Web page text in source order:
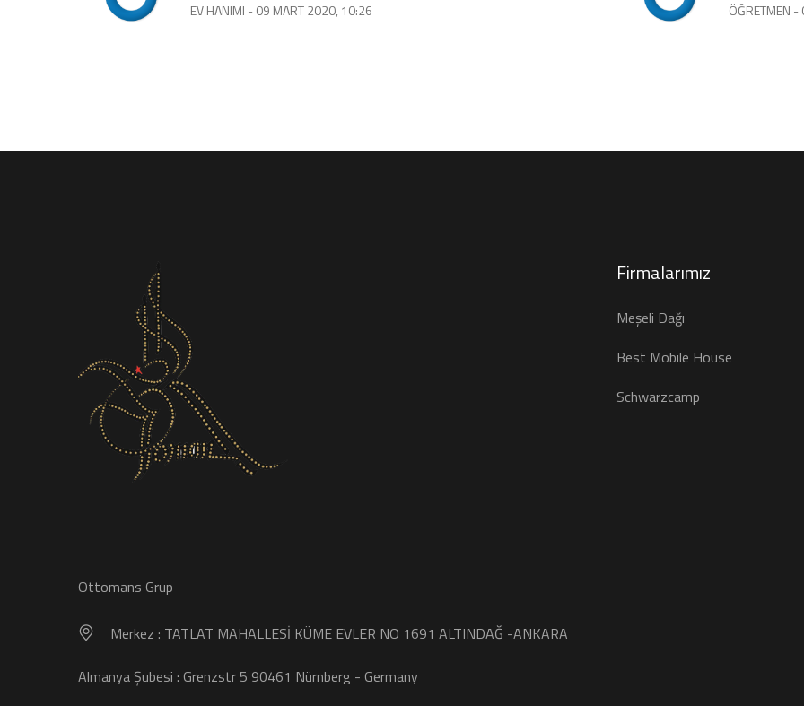
EV HANIMI - 09 MART 2020, 10:26 ÖĞRETMEN
Ottomans Grup
Merkez : TATLAT MAHALLESİ KÜME EVLER NO 1691 ALTINDAĞ -ANKARA
Almanya Şubesi : Grenzstr 5 90461 Nürnberg - Germany
Firmalarımız
Meşeli Dağı
Best Mobile House
Schwarzcamp